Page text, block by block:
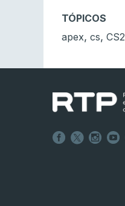
TÓPICOS
apex, cs, CS2